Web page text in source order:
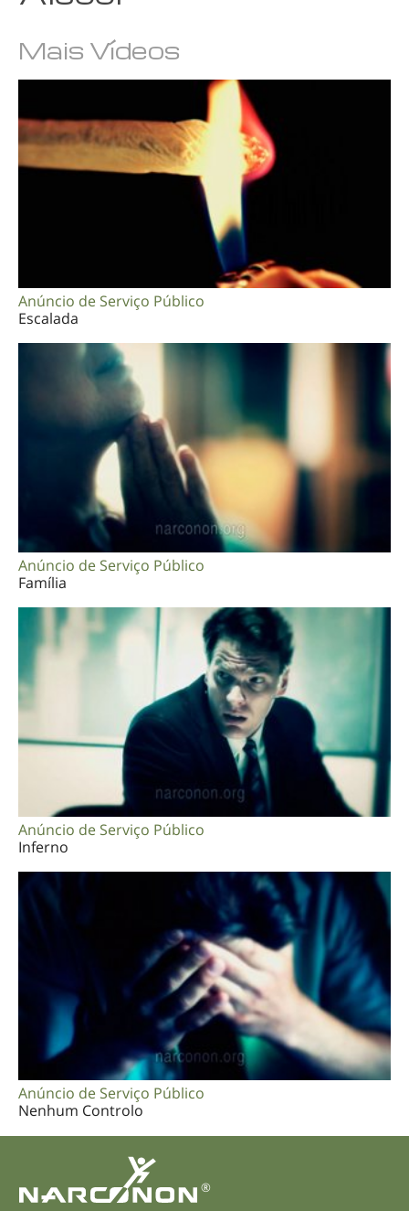
Mais Vídeos
Anúncio de Serviço Público
Escalada
Anúncio de Serviço Público
Família
Anúncio de Serviço Público
Inferno
Anúncio de Serviço Público
Nenhum Controlo
®